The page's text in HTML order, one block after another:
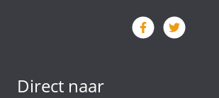
Direct naar